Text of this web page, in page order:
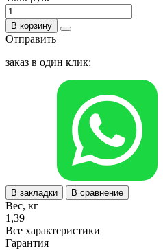
В корзину
Отправить
заказ в один клик:
В закладки В сравнение
Вес, кг
1,39
Все характеристики
Гарантия